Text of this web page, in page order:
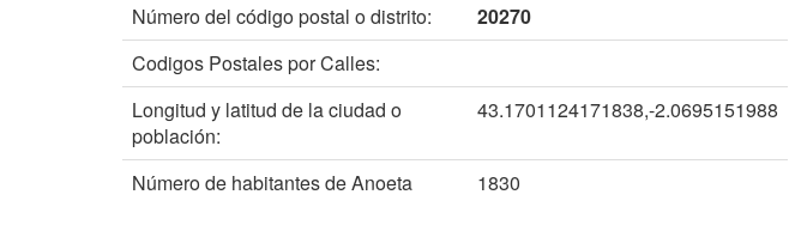
Número del código postal o distrito:
20270
Codigos Postales por Calles:
Longitud y latitud de la ciudad o
población:
43.1701124171838,-2.0695151988
Número de habitantes de Anoeta 1830